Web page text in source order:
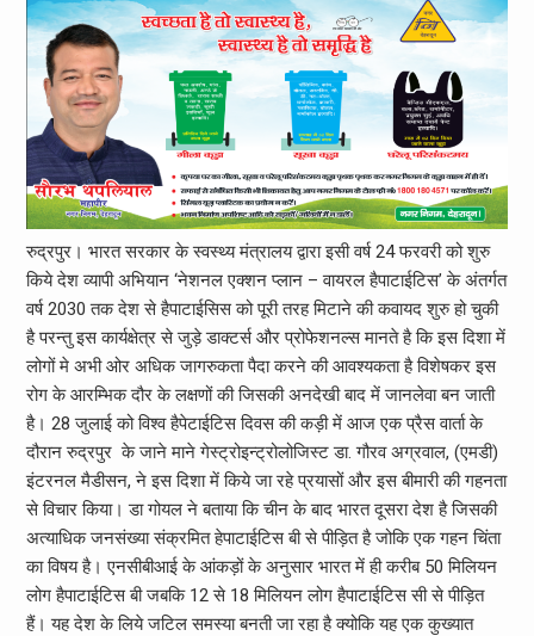
रुद्रपुर। भारत सरकार के स्वस्थ्य मंत्रालय द्वारा इसी वर्ष 24 फरवरी को शुरु
किये देश व्यापी अभियान ‘नेशनल एक्शन प्लान – वायरल हैपाटाईटिस’ के अंतर्गत
वर्ष 2030 तक देश से हैपाटाईसिस को पूरी तरह मिटाने की कवायद शुरु हो चुकी
है परन्तु इस कार्यक्षेत्र से जुड़े डाक्टर्स और प्रोफेशनल्स मानते है कि इस दिशा में
लोगों मे अभी ओर अधिक जागरुकता पैदा करने की आवश्यकता है विशेषकर इस
रोग के आरम्भिक दौर के लक्षणों की जिसकी अनदेखी बाद में जानलेवा बन जाती
है। 28 जुलाई को विश्व हैपेटाईटिस दिवस की कड़ी में आज एक प्रैस वार्ता के
दौरान रुद्रपुर के जाने माने गेस्ट्रोइन्ट्रोलोजिस्ट डा. गौरव अग्रवाल, (एमडी)
इंटरनल मैडीसन, ने इस दिशा में किये जा रहे प्रयासों और इस बीमारी की गहनता
से विचार किया। डा गोयल ने बताया कि चीन के बाद भारत दूसरा देश है जिसकी
अत्याधिक जनसंख्या संक्रमित हेपाटाईटिस बी से पीड़ित है जोकि एक गहन चिंता
का विषय है। एनसीबीआई के आंकड़ों के अनुसार भारत में ही करीब 50 मिलियन
लोग हैपाटाईटिस बी जबकि 12 से 18 मिलियन लोग हैपाटाईटिस सी से पीड़ित
हैं। यह देश के लिये जटिल समस्या बनती जा रहा है क्योकि यह एक कुख्यात